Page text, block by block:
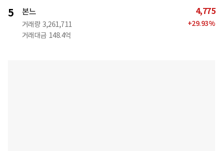
5 본느
거래량 3,261,711
거래대금 148.4억
4,775
+29.93%